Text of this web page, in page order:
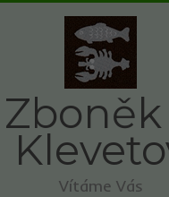
Zboněk
Vítáme Vás